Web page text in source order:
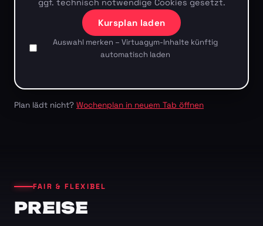
ggf. technisch notwendige Cookies gesetzt.
Kursplan laden
Auswahl merken – Virtuagym-Inhalte künftig
automatisch laden
Plan lädt nicht? Wochenplan in neuem Tab öffnen
FAIR & FLEXIBEL
PREISE